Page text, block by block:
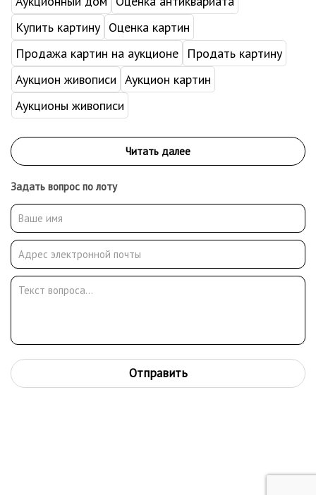
Купить картину Оценка картин
Продажа картин на аукционе
Продать картину
Аукцион живописи Аукцион картин
Аукционы живописи
Задать вопрос по лоту
Отправить